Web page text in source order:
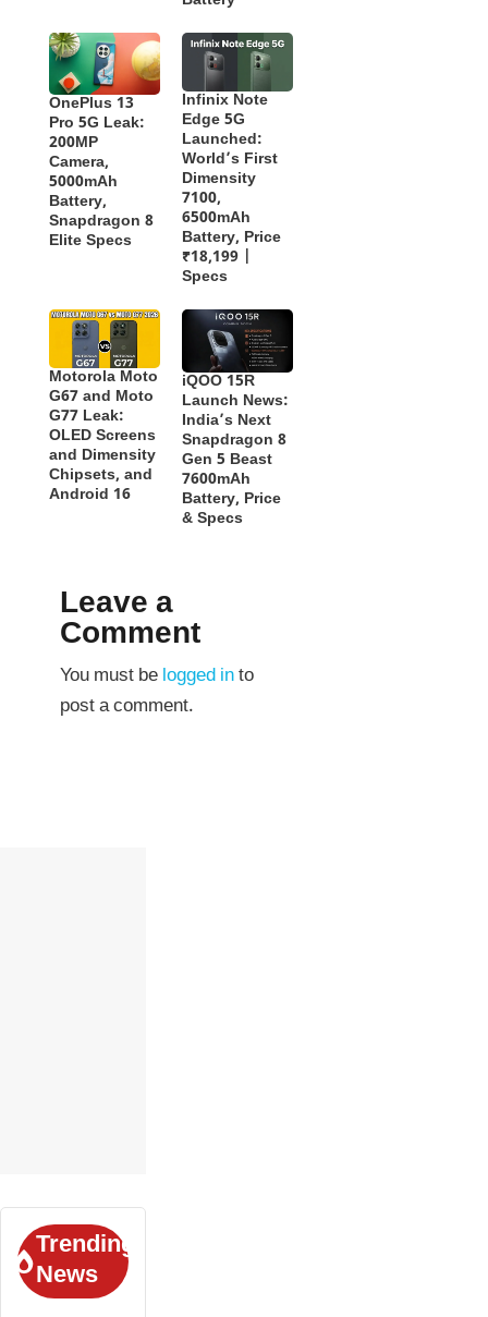
OnePlus 13
Pro 5G Leak:
200MP
Camera,
5000mAh
Battery,
Snapdragon 8
Elite Specs
Infinix Note
Edge 5G
Launched:
World’s First
Dimensity
7100,
6500mAh
Battery, Price
₹18,199 |
Specs
Motorola Moto
G67 and Moto
G77 Leak:
OLED Screens
and Dimensity
Chipsets, and
Android 16
iQOO 15R
Launch News:
India’s Next
Snapdragon 8
Gen 5 Beast
7600mAh
Battery, Price
& Specs
Leave a
Comment
You must be logged into
post a comment.
Trending
News